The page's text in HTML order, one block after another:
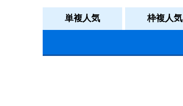
単複人気 枠複人気